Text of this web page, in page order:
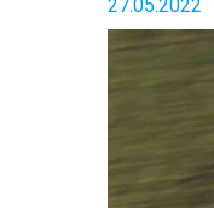
27.05.2022